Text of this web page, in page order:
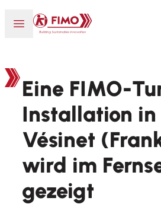
Menü öffnen oder schließen
Zurück zur Startseite
Eine FIMO-
Installation in
Vésinet
wird im
gezeigt